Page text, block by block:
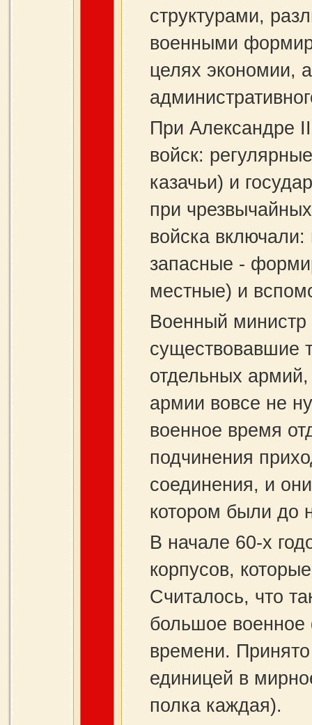
структурами,
военными
целях экономии,
При Александре
войск:
казачьи) и
при
войска
запасные -
местные) и
Военный министр
существовавшие
отдельных
армии вовсе не
военное время
подчинения
соединения, и
котором были до
В начале 60-х
корпусов,
Считалось, что
большое
времени.
единицей в
полка каждая).